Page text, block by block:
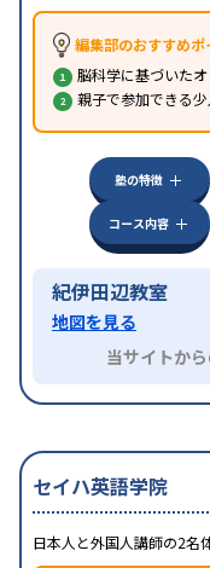
編集部のおすすめポ
脳科学に基づいた
親子で参加できる
塾の特徴
コース内容
紀伊田辺教室
地図を見る
当サイトか
セイハ英語学院
日本人と外国人講師の2名